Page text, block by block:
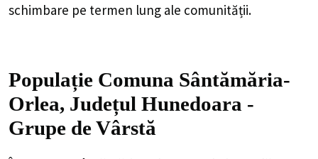
schimbare pe termen lung ale comunității.
Populație Comuna Sântămăria-
Orlea, Județul Hunedoara -
Grupe de Vârstă